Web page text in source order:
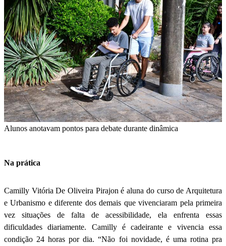
Alunos anotavam pontos para debate durante dinâmica
Na prática
Camilly Vitória De Oliveira Pirajon é aluna do curso de Arquitetura
e Urbanismo e diferente dos demais que vivenciaram pela primeira
vez situações de falta de acessibilidade, ela enfrenta essas
dificuldades diariamente. Camilly é cadeirante e vivencia essa
condição 24 horas por dia. “Não foi novidade, é uma rotina pra